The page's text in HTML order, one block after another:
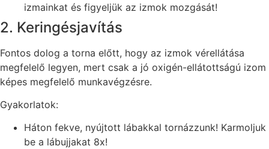
izmainkat és figyeljük az izmok mozgását!
2. Keringésjavítás
Fontos dolog a torna előtt, hogy az izmok vérellátása
megfelelő legyen, mert csak a jó oxigén-ellátottságú izom
képes megfelelő munkavégzésre.
Gyakorlatok:
Háton fekve, nyújtott lábakkal tornázzunk! Karmoljuk
be a lábujjakat 8x!